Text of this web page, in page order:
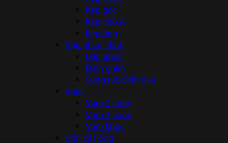
Kẹp góc
Kẹp chữ A
Kẹp ống
Dập ghim, đinh
Dập ghim
Đinh ghim
Súng rút đinh rive
Vam
Vam 2 càng
Vam 3 càng
Vam khác
Uốn cắt ống